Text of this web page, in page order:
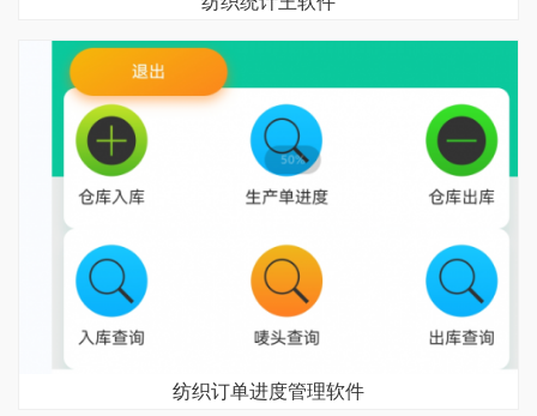
纺织订单进度管理软件